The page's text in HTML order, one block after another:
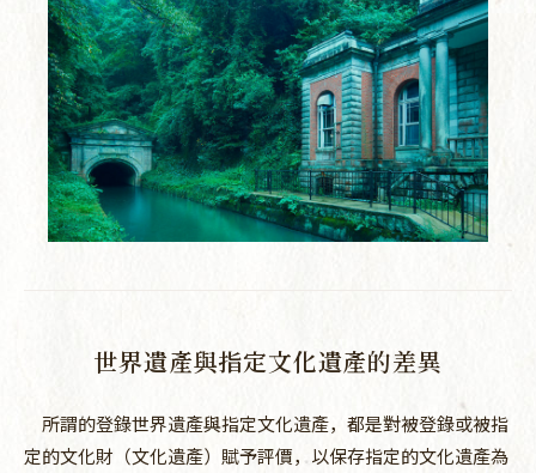
世界遺產與指定文化遺產的差異
所謂的登錄世界遺產與指定文化遺產，都是對被登錄或被指
定的文化財（文化遺產）賦予評價，以保存指定的文化遺產為